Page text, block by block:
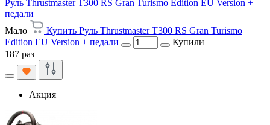
Руль Thrustmaster T300 RS Gran Turismo Edition EU Version +
педали
Мало
Купить Руль Thrustmaster T300 RS Gran Turismo
Edition EU Version + педали
Купили
187 раз
Акция